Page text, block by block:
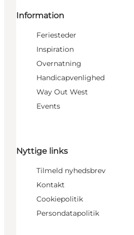
Information
Feriesteder
Inspiration
Overnatning
Handicapvenlighed
Way Out West
Events
Nyttige links
Tilmeld nyhedsbrev
Kontakt
Cookiepolitik
Persondatapolitik